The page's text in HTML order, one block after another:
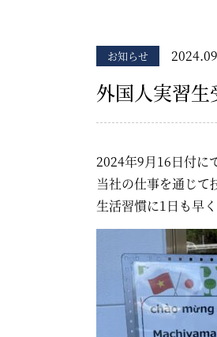
お知らせ
外国人実習生
2024年9月16日付に
当社の仕事を通じて
生活習慣に1日も早